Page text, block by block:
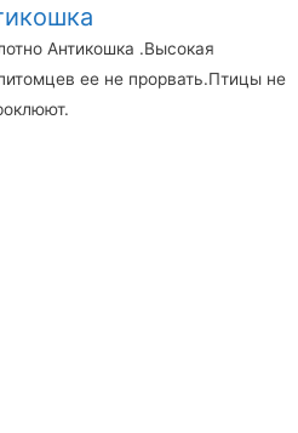
Антикошка .Высокая
ее не прорвать.Птицы не